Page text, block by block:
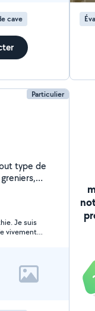
cave
Particulier
type de
24/24 7j/7
Je suis
vivement